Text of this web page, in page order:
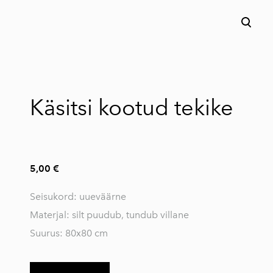
Käsitsi kootud tekike
5,00 €
Seisukord: uueväärne
Materjal: silt puudub, tundub villane
Suurus: 80x80 cm